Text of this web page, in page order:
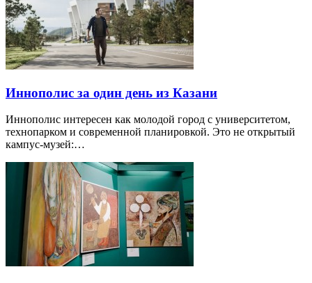
Иннополис за один день из Казани
Иннополис интересен как молодой город с университетом,
технопарком и современной планировкой. Это не открытый
кампус-музей:…